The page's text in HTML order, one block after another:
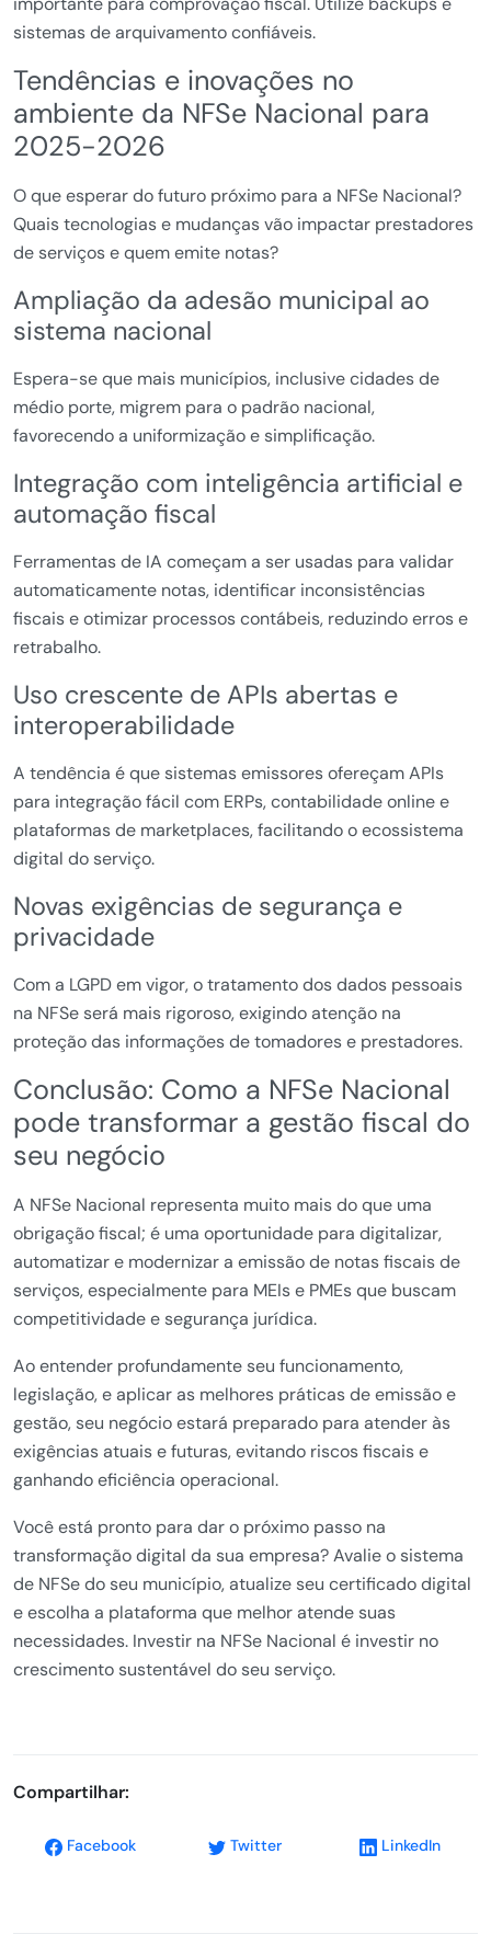
sistemas de arquivamento confiáveis.
Tendências e inovações no
ambiente da NFSe Nacional para
2025-2026
O que esperar do futuro próximo para a NFSe Nacional?
Quais tecnologias e mudanças vão impactar prestadores
de serviços e quem emite notas?
Ampliação da adesão municipal ao
sistema nacional
Espera-se que mais municípios, inclusive cidades de
médio porte, migrem para o padrão nacional,
favorecendo a uniformização e simplificação.
Integração com inteligência artificial e
automação fiscal
Ferramentas de IA começam a ser usadas para validar
automaticamente notas, identificar inconsistências
fiscais e otimizar processos contábeis, reduzindo erros e
retrabalho.
Uso crescente de APIs abertas e
interoperabilidade
A tendência é que sistemas emissores ofereçam APIs
para integração fácil com ERPs, contabilidade online e
plataformas de marketplaces, facilitando o ecossistema
digital do serviço.
Novas exigências de segurança e
privacidade
Com a LGPD em vigor, o tratamento dos dados pessoais
na NFSe será mais rigoroso, exigindo atenção na
proteção das informações de tomadores e prestadores.
Conclusão: Como a NFSe Nacional
pode transformar a gestão fiscal do
seu negócio
A NFSe Nacional representa muito mais do que uma
obrigação fiscal; é uma oportunidade para digitalizar,
automatizar e modernizar a emissão de notas fiscais de
serviços, especialmente para MEIs e PMEs que buscam
competitividade e segurança jurídica.
Ao entender profundamente seu funcionamento,
legislação, e aplicar as melhores práticas de emissão e
gestão, seu negócio estará preparado para atender às
exigências atuais e futuras, evitando riscos fiscais e
ganhando eficiência operacional.
Você está pronto para dar o próximo passo na
transformação digital da sua empresa? Avalie o sistema
de NFSe do seu município, atualize seu certificado digital
e escolha a plataforma que melhor atende suas
necessidades. Investir na NFSe Nacional é investir no
crescimento sustentável do seu serviço.
Compartilhar:
Facebook Twitter LinkedIn